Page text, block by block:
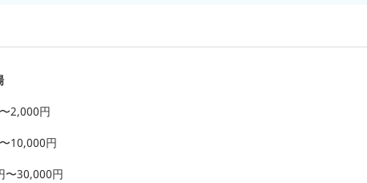
2,000円
10,000円
〜30,000円